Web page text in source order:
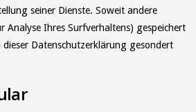
seiner Dienste. Soweit andere
Analyse Ihres Surfverhaltens) gespeichert
dieser Datenschutzerklärung gesondert